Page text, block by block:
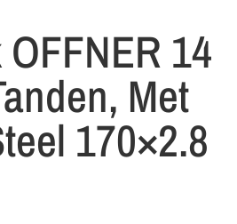
14
Met
170×2.8